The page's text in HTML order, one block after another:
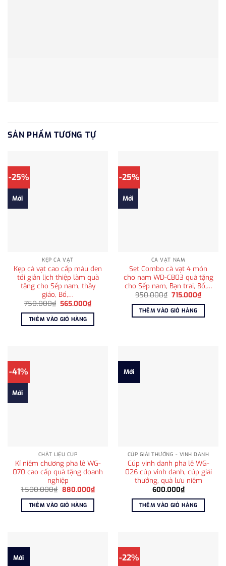
SẢN PHẨM TƯƠNG TỰ
-25%
Mới
KẸP CÀ VẠT
Kẹp cà vạt cao cấp màu đen
tối giản lịch thiệp làm quà
tặng cho Sếp nam, thầy
giáo, Bố,…
750.000₫ Giá
là:
750.000₫.
565.000₫Giá
tại
THÊM VÀO GIỎ HÀNG
-25%
Mới
CÀ VẠT NAM
Set Combo cà vạt 4 món
cho nam WD-CB03 quà tặng
cho Sếp nam, Bạn trai, Bố,…
950.000₫ Giá
là:
950.000₫.
715.000₫Giá
tại
THÊM VÀO GIỎ HÀNG
-41%
Mới
CHẤT LIỆU CÚP
Kỉ niệm chương pha lê WG-
070 cao cấp quà tặng doanh
nghiệp
1.500.000₫ Giá
là:
1.500.000₫.
880.000₫Giá
hiện
880.000₫.
THÊM VÀO GIỎ HÀNG
Mới
CÚP GIẢI THƯỞNG - VINH DANH
Cúp vinh danh pha lê WG-
026 cúp vinh danh, cúp giải
thưởng, quà lưu niệm
600.000₫
THÊM VÀO GIỎ HÀNG
Mới -22%